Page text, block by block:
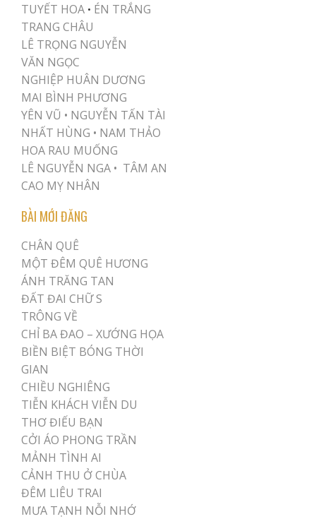
TUYẾT HOA • ÉN TRẮNG
TRANG CHÂU
LÊ TRỌNG NGUYỄN
VĂN NGỌC
NGHIỆP HUÂN DƯƠNG
MAI BÌNH PHƯƠNG
YÊN VŨ • NGUYỄN TẤN TÀI
NHẤT HÙNG • NAM THẢO
HOA RAU MUỐNG
LÊ NGUYỄN NGA • TÂM AN
CAO MỴ NHÂN
BÀI MỚI ĐĂNG
CHÂN QUÊ
MỘT ĐÊM QUÊ HƯƠNG
ÁNH TRĂNG TAN
ĐẤT ĐAI CHỮ S
TRÔNG VỀ
CHỈ BA ĐAO – XƯỚNG HỌA
BIỀN BIỆT BÓNG THỜI
GIAN
CHIỀU NGHIÊNG
TIỄN KHÁCH VIỄN DU
THƠ ĐIẾU BẠN
CỞI ÁO PHONG TRẦN
MẢNH TÌNH AI
CẢNH THU Ở CHÙA
ĐÊM LIÊU TRAI
MƯA TẠNH NỖI NHỚ